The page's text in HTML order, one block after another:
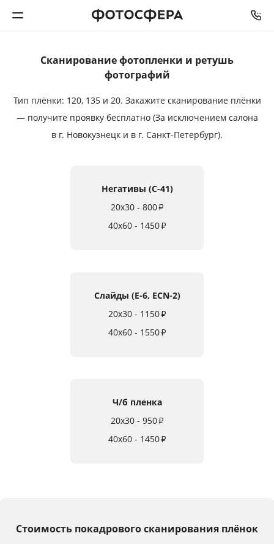
Печать фото
Фотокниги
Сканирование фотопленки и ретушь
фотографий
Тип плёнки: 120, 135 и 20. Закажите сканирование плёнки
— получите проявку бесплатно (За исключением салона
в г. Новокузнецк и в г. Санкт-Петербург).
Негативы (C-41)
20x30 - 800₽
40x60 - 1450₽
Слайды (E-6, ECN-2)
20x30 - 1150₽
40x60 - 1550₽
Ч/б пленка
20x30 - 950₽
40x60 - 1450₽
Стоимость покадрового сканирования плёнок